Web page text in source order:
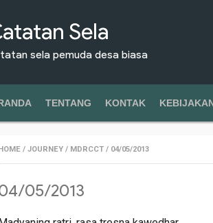
Sela
sela pemuda desa biasa
TENTANG KONTAK
/ JOURNEY / MDRCCT / 04/05/2013
05/2013